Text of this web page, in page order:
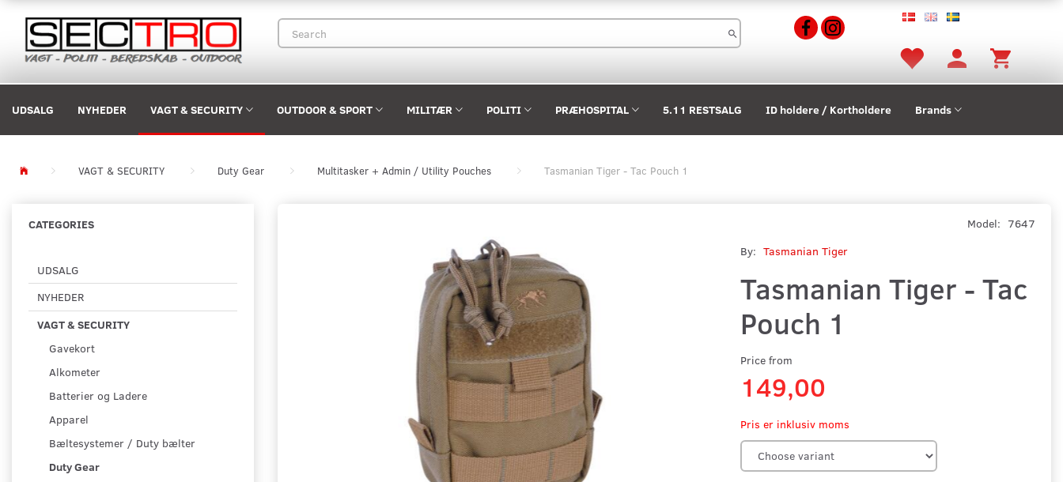
UDSALG NYHEDER VAGT & SECURITY OUTDOOR & SPORT MILITÆR POLITI PRÆHOSPITAL 5.11 RESTSALG ID holdere / Kortholdere Brands
VAGT & SECURITY Duty Gear Multitasker + Admin / Utility Pouches Tasmanian Tiger - Tac Pouch 1
CATEGORIES
UDSALG
NYHEDER
VAGT & SECURITY
Gavekort
Alkometer
Batterier og Ladere
Apparel
Bæltesystemer / Duty bælter
Duty Gear
Model: 7647
By: Tasmanian Tiger
Tasmanian Tiger - Tac
Pouch 1
Price from
149,00
Pris er inklusiv moms